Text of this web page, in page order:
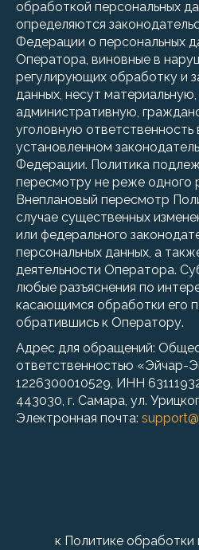
обработкой персональных
определяются
Федерации о персональных
Оператора, виновные в
регулирующих обработку и
данных, несут
административную,
уголовную ответственность
установленном
Федерации. Политика
пересмотру не реже одного
Внеплановый пересмотр
случае существенных
или федерального
персональных данных, а
деятельности Оператора.
любые разъяснения по
касающимся обработки его
обратившись к Оператору.
Адрес для обращений:
ответственностью «Эйчар-
1226300010529, ИНН
443030, г. Самара, ул.
Электронная почта:
к Политике обработки